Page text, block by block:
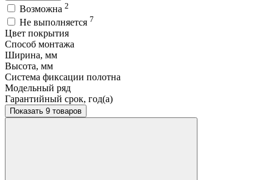
Возможна 2
Не выполняется 7
Цвет покрытия
Способ монтажа
Ширина, мм
Высота, мм
Система фиксации полотна
Модельный ряд
Гарантийный срок, год(а)
Показать 9 товаров